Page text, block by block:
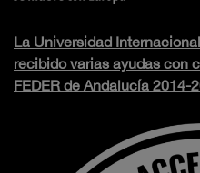
La Universidad
recibido varias ayudas con
FEDER de Andalucía 2014-